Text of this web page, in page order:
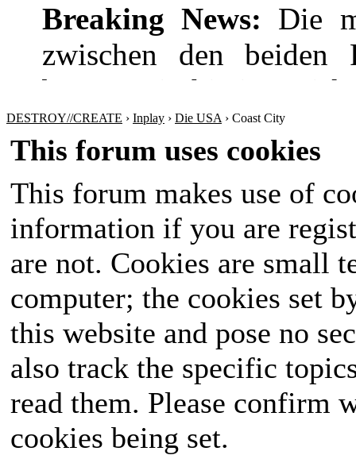
Breaking News: Die
zwischen den beiden
bevor! Die hitzige
wie die
Sicherheitspolitik
werden sich nichts
Amt im Land wird in
ausgetragen, das
die Wähler mit seinen
seine Seite ziehen
hervorgehen?
unvergessliches
DESTROY//CREATE › Inplay › Die USA › Coast City
This forum uses cookies
This forum makes use of
information if you are
are not. Cookies are small
computer; the cookies set
this website and pose no
also track the specific
read them. Please confirm
cookies being set.